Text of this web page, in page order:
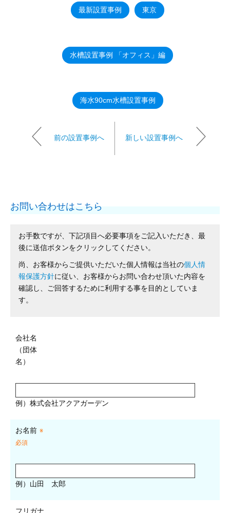
最新設置事例 東京
水槽設置事例 「オフィス」編
海水90cm水槽設置事例
前の設置事例へ 新しい設置事例へ
お問い合わせはこちら
お手数ですが、下記項目へ必要事項をご記入いただき、最
後に送信ボタンをクリックしてください。
尚、お客様からご提供いただいた個人情報は当社の個人情
報保護方針に従い、お客様からお問い合わせ頂いた内容を
確認し、ご回答するために利用する事を目的としていま
す。
会社名
（団体
名）
例）株式会社アクアガーデン
お名前 ※
必須
例）山田 太郎
フリガナ